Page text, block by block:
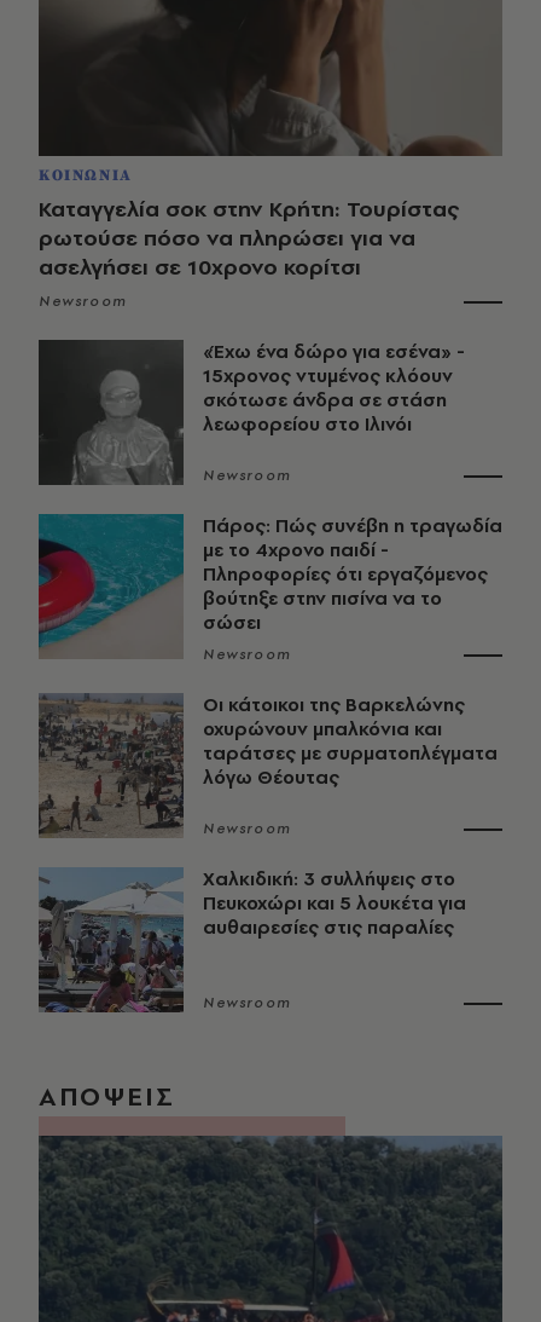
ΚΟΙΝΩΝΙΑ
Καταγγελία σοκ στην Κρήτη: Τουρίστας
ρωτούσε πόσο να πληρώσει για να
ασελγήσει σε 10χρονο κορίτσι
Newsroom
«Έχω ένα δώρο για εσένα» -
15χρονος ντυμένος κλόουν
σκότωσε άνδρα σε στάση
λεωφορείου στο Ιλινόι
Newsroom
Πάρος: Πώς συνέβη η τραγωδία
με το 4χρονο παιδί -
Πληροφορίες ότι εργαζόμενος
βούτηξε στην πισίνα να το
σώσει
Newsroom
Οι κάτοικοι της Βαρκελώνης
οχυρώνουν μπαλκόνια και
ταράτσες με συρματοπλέγματα
λόγω Θέουτας
Newsroom
Χαλκιδική: 3 συλλήψεις στο
Πευκοχώρι και 5 λουκέτα για
αυθαιρεσίες στις παραλίες
Newsroom
ΑΠΟΨΕΙΣ